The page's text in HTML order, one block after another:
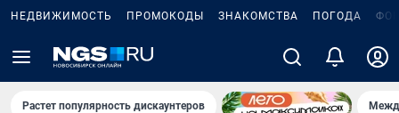
НЕДВИЖИМОСТЬ ПРОМОКОДЫ ЗНАКОМСТВА ПОГОДА
Растет популярность дискаунтеров